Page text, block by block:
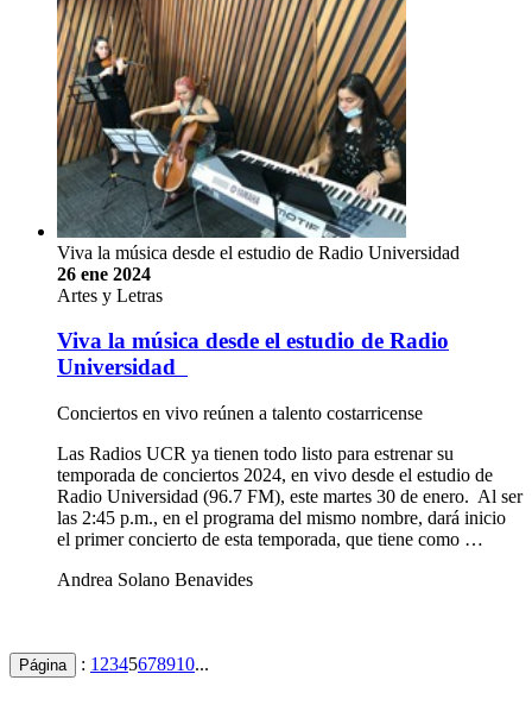
Viva la música desde el estudio de Radio Universidad
26 ene 2024
Artes y Letras
Viva la música desde el estudio de Radio
Universidad
Conciertos en vivo reúnen a talento costarricense
Las Radios UCR ya tienen todo listo para estrenar su
temporada de conciertos 2024, en vivo desde el estudio de
Radio Universidad (96.7 FM), este martes 30 de enero. Al ser
las 2:45 p.m., en el programa del mismo nombre, dará inicio
el primer concierto de esta temporada, que tiene como …
Andrea Solano Benavides
Página : 1 2345678910...